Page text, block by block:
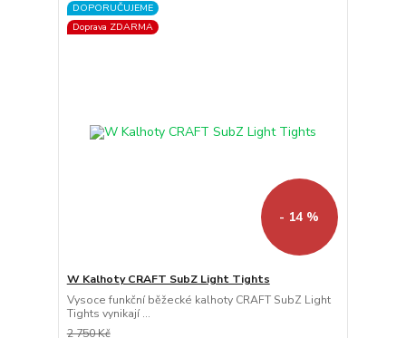
DOPORUČUJEME
Doprava ZDARMA
- 14 %
W Kalhoty CRAFT SubZ Light Tights
Vysoce funkční běžecké kalhoty CRAFT SubZ Light
Tights vynikají ...
2 750 Kč